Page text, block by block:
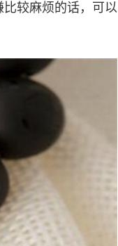
较麻烦的话，可以